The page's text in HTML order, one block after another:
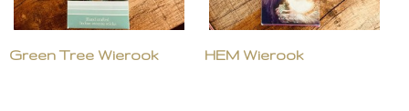
Green Tree Wierook HEM Wierook